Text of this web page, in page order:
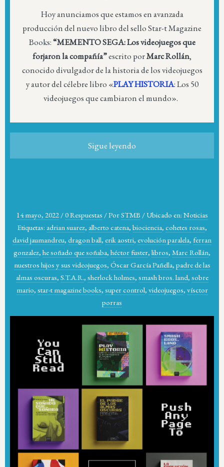
Hoy anunciamos que estamos en avanzada
producción del nuevo libro del sello Star-t Magazine
Books:“MEMENTO SEGA: Los videojuegos que
forjaron la compañía”escrito porMarc Rollán,
conocido divulgador de la historia de los videojuegos
y autor del célebre libro «PLAY HISTORIA: Los 50
videojuegos que cambiaron el mundo».
Sigue leyendo
14 mayo, 2022 /0 Respuestas /PorSTMB / Ubicado en: Noticias
Etiquetas: adrian suarez, alberto catena, biociencia, cohetes rosas,
david jaumandreu, dragon ball, erik aostri, evolución paralela, ferran
gonzalez, he soñado que soñaba, héctor fuster, libros, Marc Rollán,
nuestros hijos y sus videojuegos, Óscar García Pañella, padre de las
almas oscuras, S.T.A.R., sherlock holmes, smash bros. land, sobre
mario, star-t magazine books, super control, videojuegos, vísctor
porras